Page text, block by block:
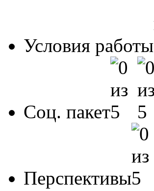
Условия работы
Соц. пакет
Перспективы